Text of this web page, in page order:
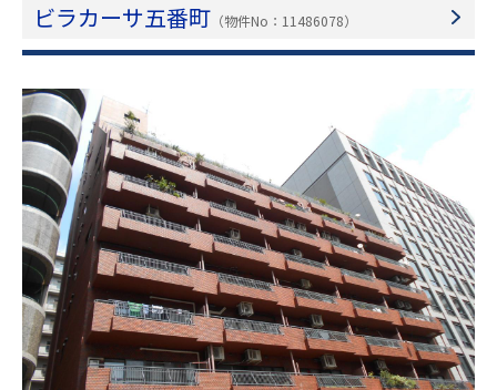
ビラカーサ五番町 （物件No：11486078）